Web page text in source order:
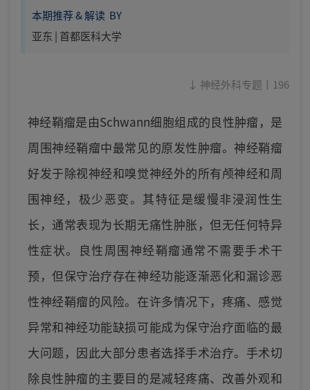
本期推荐 & 解读 BY
亚东 | 首都医科大学
↓ 神经外科专题丨196
神经鞘瘤是由Schwann细胞组成的良性肿瘤，是
周围神经鞘瘤中最常见的原发性肿瘤。神经鞘瘤
好发于除视神经和嗅觉神经外的所有颅神经和周
围神经，极少恶变。其特征是缓慢非浸润性生
长，通常表现为长期无痛性肿胀，但无任何特异
性症状。良性周围神经鞘瘤通常不需要手术干
预，但保守治疗存在神经功能逐渐恶化和漏诊恶
性神经鞘瘤的风险。在许多情况下，疼痛、感觉
异常和神经功能缺损可能成为保守治疗面临的最
大问题，因此大部分患者选择手术治疗。手术切
除良性肿瘤的主要目的是减轻疼痛、改善外观和